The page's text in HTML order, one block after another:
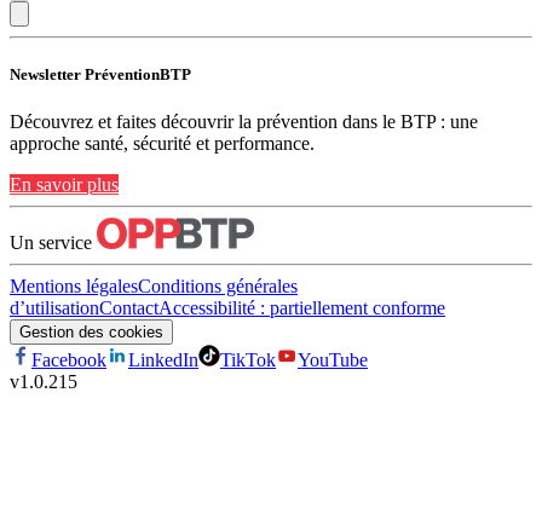
Newsletter PréventionBTP
Découvrez et faites découvrir la prévention dans le BTP : une
approche santé, sécurité et performance.
En savoir plus
Un service
Mentions légalesConditions générales
d’utilisationContactAccessibilité : partiellement conforme
Gestion des cookies
Facebook LinkedIn TikTok
YouTube
v1.0.215